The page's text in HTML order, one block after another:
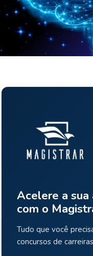
Acelere a sua
com o
Tudo que você
concursos de